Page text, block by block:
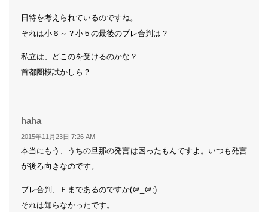
日特を考えられているのですね。
それは小６～？小５の最後のプレ合判は？
私立は、どこのを受けるのかな？
首都圏模試かしら？
haha
り:
2015年11月23日 7:26 AM
本当にもう、うちの旦那の発言は困ったもんですよ。いつも発言
が後ろ向きなのです。
プレ合判、Ｅまであるのですか(＠_＠;)
それは知らなかったです。